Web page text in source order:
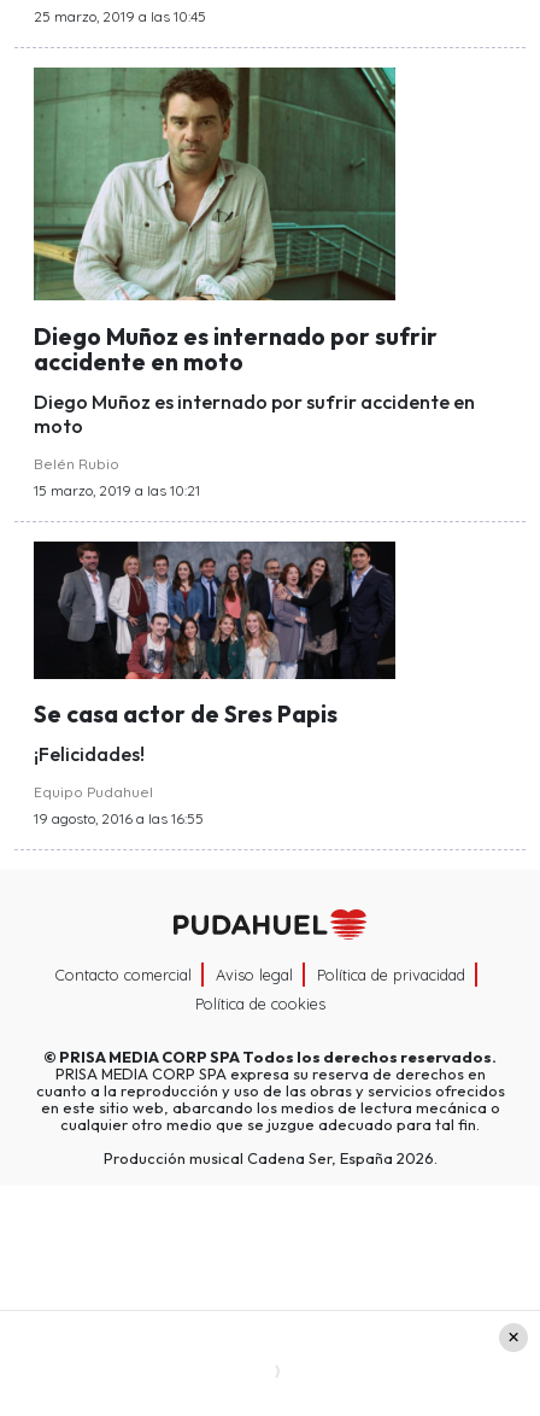
25 marzo, 2019 a las 10:45
Diego Muñoz es internado por sufrir
accidente en moto
Diego Muñoz es internado por sufrir accidente en
moto
Belén Rubio
15 marzo, 2019 a las 10:21
Se casa actor de Sres Papis
¡Felicidades!
Equipo Pudahuel
19 agosto, 2016 a las 16:55
Contacto comercial Aviso legal
Política de privacidad
Política de cookies
© PRISA MEDIA CORP SPATodos los derechos reservados.
PRISA MEDIA CORP SPA expresa su reserva de derechos en
cuanto a la reproducción y uso de las obras y servicios ofrecidos
en este sitio web, abarcando los medios de lectura mecánica o
cualquier otro medio que se juzgue adecuado para tal fin.
Producción musical Cadena Ser, España 2026.